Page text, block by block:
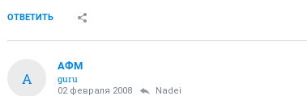
ОТВЕТИТЬ
А
АФМ
guru
02 февраля 2008 Nadei